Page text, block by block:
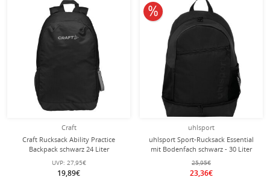
Craft
Craft Rucksack Ability Practice
Backpack schwarz 24 Liter
UVP: 27,95€
19,89€
uhlsport
uhlsport Sport-Rucksack Essential
mit Bodenfach schwarz - 30 Liter
25,95€
23,36€
10% reduziert